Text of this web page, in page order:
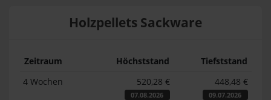
Holzpellets Sackware
Zeitraum Höchststand
Tiefststand
4 Wochen
520,28 €
07.08.2026
448,48 €
09.07.2026